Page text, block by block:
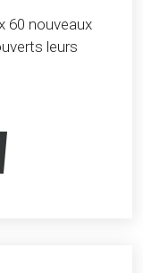
60 nouveaux
leurs